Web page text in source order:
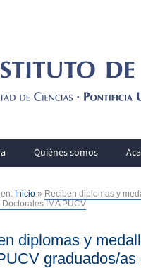
Quiénes somos
Inicio » Reciben diplomas y
Doctorales IMA PUCV
diplomas y
graduados/